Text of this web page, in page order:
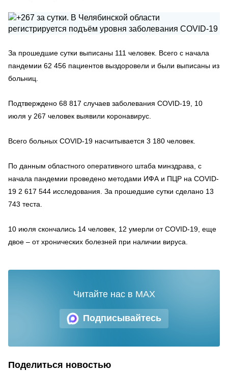
За прошедшие сутки выписаны 111 человек. Всего с начала
пандемии 62 456 пациентов выздоровели и были выписаны из
больниц.
Подтверждено 68 817 случаев заболевания COVID-19, 10
июля у 267 человек выявили коронавирус.
Всего больных COVID-19 насчитывается 3 180 человек.
По данным областного оперативного штаба минздрава, с
начала пандемии проведено методами ИФА и ПЦР на COVID-
19 2 617 544 исследования. За прошедшие сутки сделано 13
743 теста.
10 июля скончались 14 человек, 12 умерли от COVID-19, еще
двое – от хронических болезней при наличии вируса.
Подписывайтесь
Читайте нас в MAX
Поделиться новостью